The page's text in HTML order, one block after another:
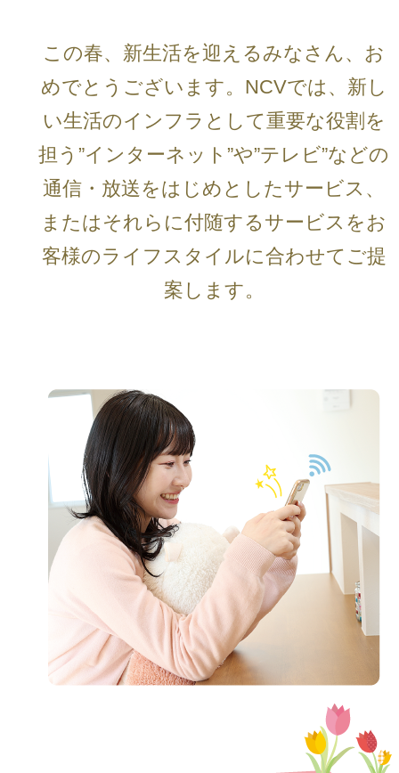
この春、新生活を迎えるみなさん、お
めでとうございます。NCVでは、新し
い生活のインフラとして重要な役割を
担う”インターネット”や”テレビ”などの
通信・放送をはじめとしたサービス、
またはそれらに付随するサービスをお
客様のライフスタイルに合わせてご提
案します。